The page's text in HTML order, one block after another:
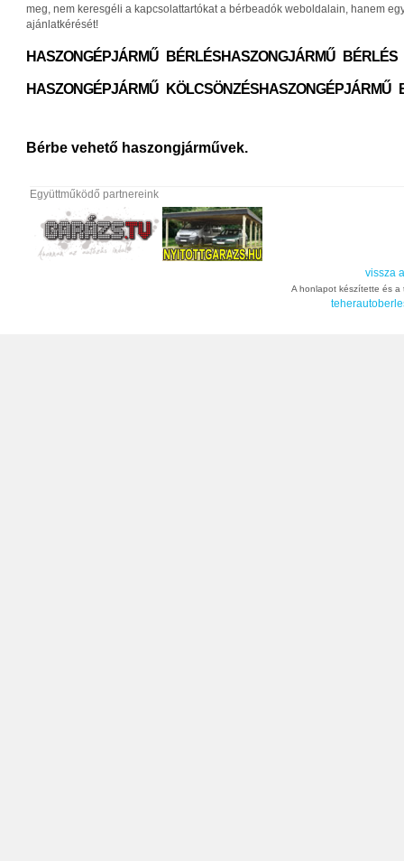
meg, nem keresgéli a kapcsolattartókat a bérbeadók weboldalain, hanem
ajánlatkérését!
HASZONGÉPJÁRMŰ BÉRLÉSHASZONGJÁRMŰ BÉRLÉS
HASZONGÉPJÁRMŰ KÖLCSÖNZÉSHASZONGÉPJÁRMŰ
Bérbe vehető haszongjárművek.
Együttműködő partnereink
vissza
A honlapot készítette és